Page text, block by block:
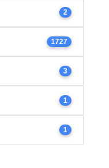
2
1727
3
1
1